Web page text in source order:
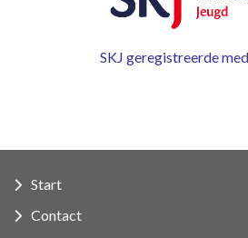
SKJ geregistreerde
Start
Contact